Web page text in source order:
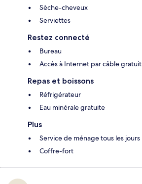
Sèche-cheveux
Serviettes
Restez connecté
Bureau
Accès à Internet par câble gratuit
Repas et boissons
Réfrigérateur
Eau minérale gratuite
Plus
Service de ménage tous les jours
Coffre-fort